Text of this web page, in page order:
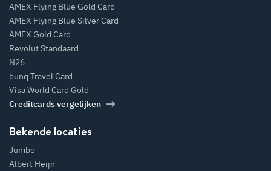
AMEX Flying Blue Gold Card
AMEX Flying Blue Silver Card
AMEX Gold Card
Revolut Standaard
N26
bunq Travel Card
Visa World Card Gold
Creditcards vergelijken
Bekende locaties
Jumbo
Albert Heijn